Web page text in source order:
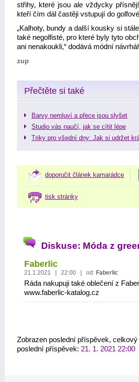
střihy, které jsou ale vždycky
kteří čím dál častěji vstupují do
„Kalhoty, bundy a další kousky si
také negolfisté, pro které byly tyto
ani nenakoukli,“ dodává módní
zup
Přečtěte si také
Barvy nemluví a přece jsou slyšet
Studio vás naučí, jak se cítit lépe
Triky pro všední dny: Jak si udržet
doporučit článek kamarádce
tisk stránky
Diskuse: Móda z
Faberlic
21.1.2021 | 22:00 | od: Faberlic
Ráda nakupuji také oblečení z
www.faberlic-katalog.cz
Zobrazen poslední příspěvek, celkový
poslední příspěvek: 21. 1. 2021 22:00